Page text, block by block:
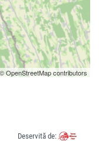
© OpenStreetMap contributors
Deservită de: